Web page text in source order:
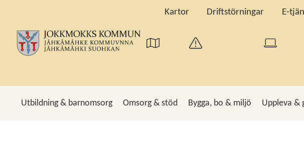
Kartor Driftstörningar E-
Utbildning & barnomsorg Omsorg & stöd Bygga, bo & miljö Uppleva &